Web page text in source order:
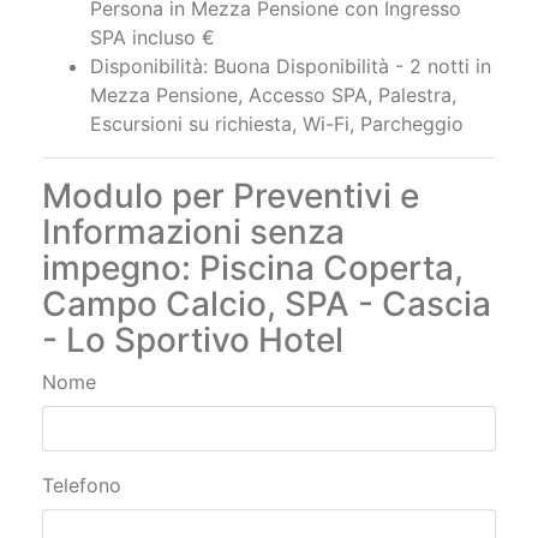
Persona in Mezza Pensione con Ingresso
SPA incluso €
Disponibilità: Buona Disponibilità - 2 notti in
Mezza Pensione, Accesso SPA, Palestra,
Escursioni su richiesta, Wi-Fi, Parcheggio
Modulo per Preventivi e
Informazioni senza
impegno: Piscina Coperta,
Campo Calcio, SPA - Cascia
- Lo Sportivo Hotel
Nome
Telefono